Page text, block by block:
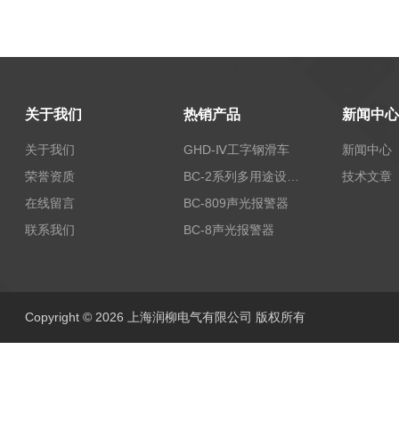
关于我们
关于我们
荣誉资质
在线留言
联系我们
热销产品
GHD-Ⅳ工字钢滑车
BC-809声光报警器
BC-8声光报警器
新闻中心
新闻中心
技术文章
Copyright © 2026 上海润柳电气有限公司 版权所有